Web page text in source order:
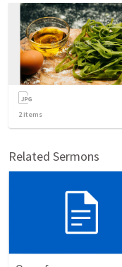
2items
Related Sermons